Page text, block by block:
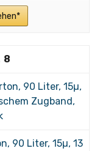
8
90 Liter, 15µ, 13